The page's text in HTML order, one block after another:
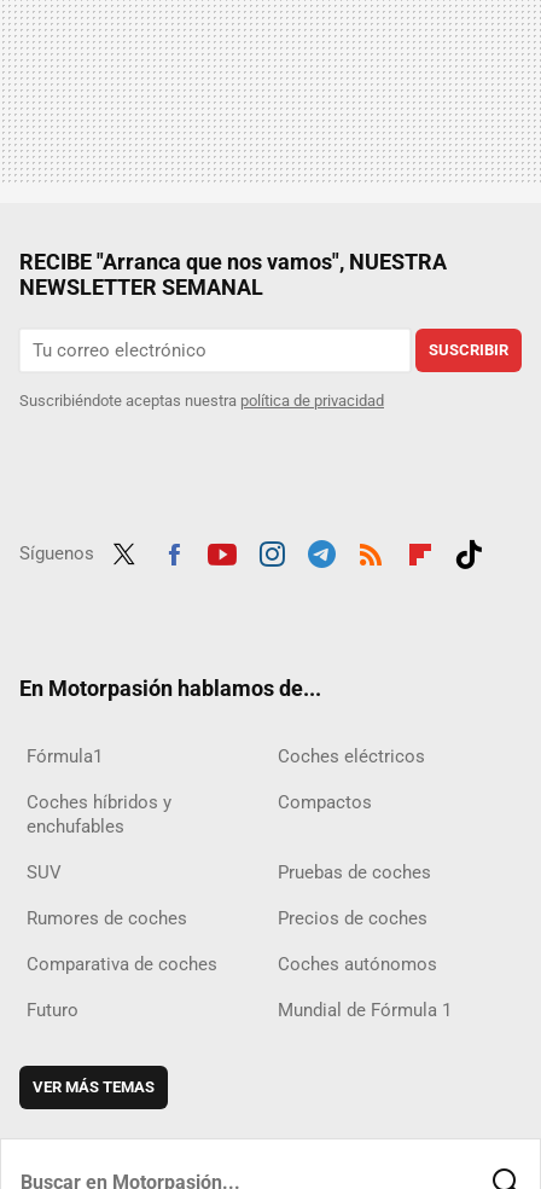
RECIBE "Arranca que nos vamos", NUESTRA
NEWSLETTER SEMANAL
SUSCRIBIR
Suscribiéndote aceptas nuestra política de privacidad
Síguenos
En Motorpasión hablamos de...
Fórmula1 Coches eléctricos
Coches híbridos y
enchufables
Compactos
SUV Pruebas de coches
Rumores de coches Precios de coches
Comparativa de coches Coches autónomos
Futuro Mundial de Fórmula 1
VER MÁS TEMAS